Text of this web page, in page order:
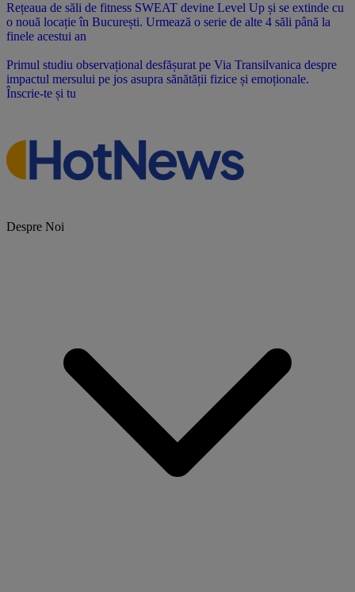
Rețeaua de săli de fitness SWEAT devine Level Up și se extinde cu
o nouă locație în București. Urmează o serie de alte 4 săli până la
finele acestui an
Primul studiu observațional desfășurat pe Via Transilvanica despre
impactul mersului pe jos asupra sănătății fizice și emoționale.
Înscrie-te și tu
Despre Noi